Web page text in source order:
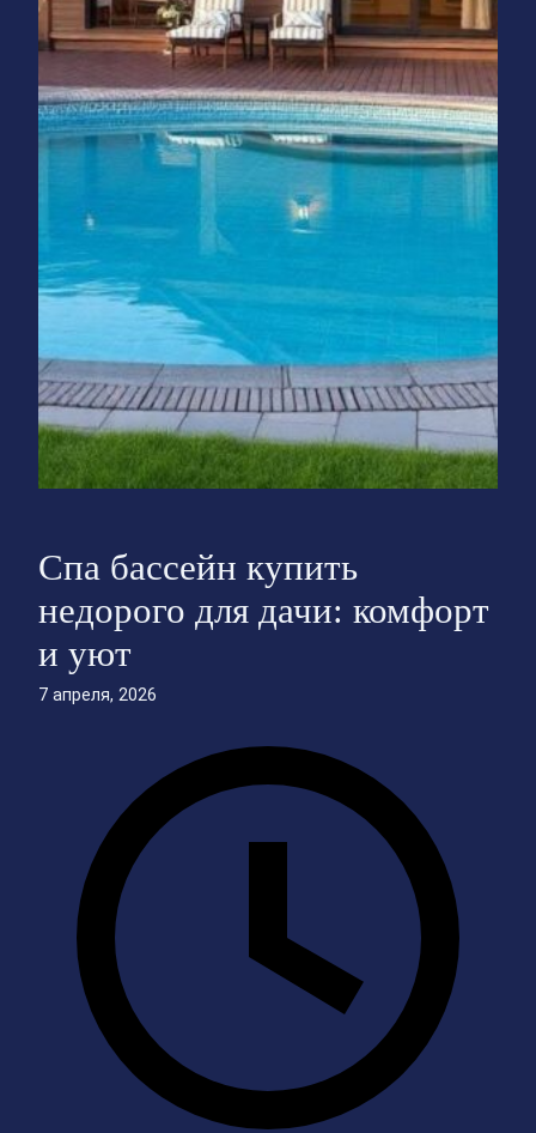
Спа бассейн купить
недорого для дачи: комфорт
и уют
7 апреля, 2026